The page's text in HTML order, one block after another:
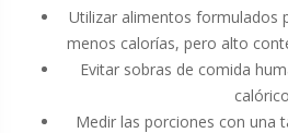
Utilizar alimentos formulados
menos calorías, pero alto
Evitar sobras de comida
Medir las porciones con una